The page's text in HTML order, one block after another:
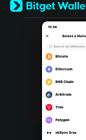
Türkçe
Italiano
Português (Portugal)
Bahasa Indonesia